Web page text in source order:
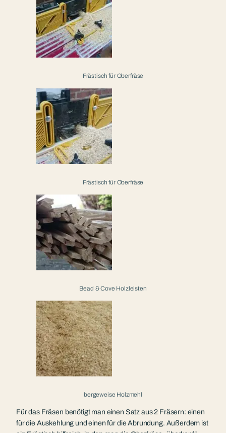
Frästisch für Oberfräse
Frästisch für Oberfräse
Bead & Cove Holzleisten
bergeweise Holzmehl
Für das Fräsen benötigt man einen Satz aus 2 Fräsern: einen
für die Auskehlung und einen für die Abrundung. Außerdem ist